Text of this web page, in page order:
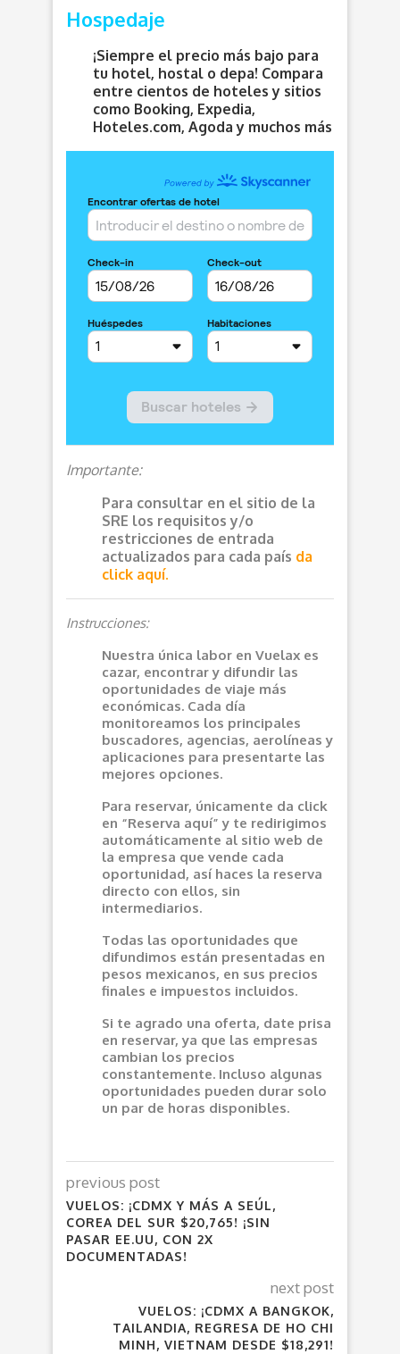
Hospedaje
¡Siempre el precio más bajo para
tu hotel, hostal o depa! Compara
entre cientos de hoteles y sitios
como Booking, Expedia,
Hoteles.com, Agoda y muchos más
Importante:
Para consultar en el sitio de la
SRE los requisitos y/o
restricciones de entrada
actualizados para cada país da
click aquí.
Instrucciones:
Nuestra única labor en Vuelax es
cazar, encontrar y difundir las
oportunidades de viaje más
económicas. Cada día
monitoreamos los principales
buscadores, agencias, aerolíneas y
aplicaciones para presentarte las
mejores opciones.
Para reservar, únicamente da click
en “Reserva aquí” y te redirigimos
automáticamente al sitio web de
la empresa que vende cada
oportunidad, así haces la reserva
directo con ellos, sin
intermediarios.
Todas las oportunidades que
difundimos están presentadas en
pesos mexicanos, en sus precios
finales e impuestos incluidos.
Si te agrado una oferta, date prisa
en reservar, ya que las empresas
cambian los precios
constantemente. Incluso algunas
oportunidades pueden durar solo
un par de horas disponibles.
previous post
VUELOS: ¡CDMX Y MÁS A SEÚL,
COREA DEL SUR $20,765! ¡SIN
PASAR EE.UU, CON 2X
DOCUMENTADAS!
next post
VUELOS: ¡CDMX A BANGKOK,
TAILANDIA, REGRESA DE HO CHI
MINH, VIETNAM DESDE $18,291!